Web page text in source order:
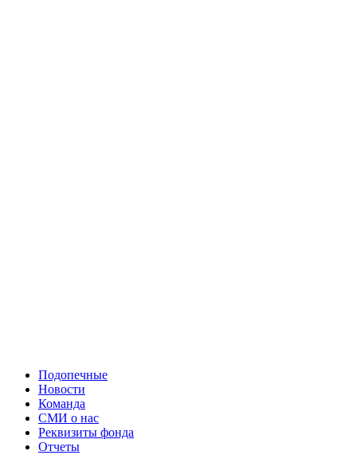
Подопечные
Новости
Команда
СМИ о нас
Реквизиты фонда
Отчеты